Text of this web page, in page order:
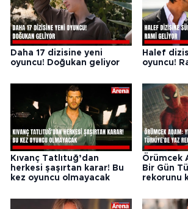
Daha 17 dizisine yeni
oyuncu! Doğukan geliyor
Halef
oyuncu!
Kıvanç Tatlıtuğ’dan
herkesi şaşırtan karar! Bu
kez oyuncu olmayacak
Örümcek
Bir Gün
rekorunu